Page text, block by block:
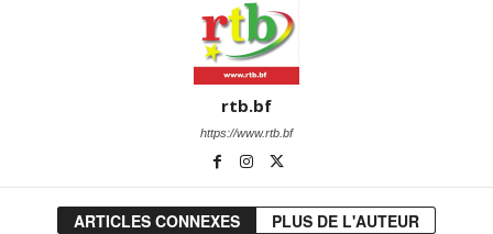
rtb.bf
https://www.rtb.bf
ARTICLES CONNEXES PLUS DE L'AUTEUR